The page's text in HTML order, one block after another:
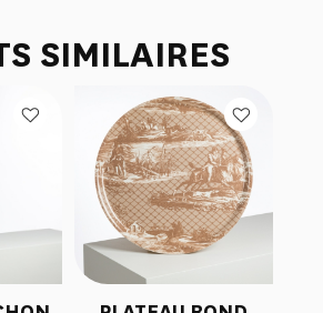
SIMILAIRES